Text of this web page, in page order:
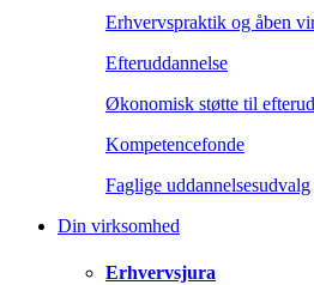
Erhvervspraktik og åben
Efteruddannelse
Økonomisk støtte til
Kompetencefonde
Faglige uddannelsesudvalg
Din virksomhed
Erhvervsjura